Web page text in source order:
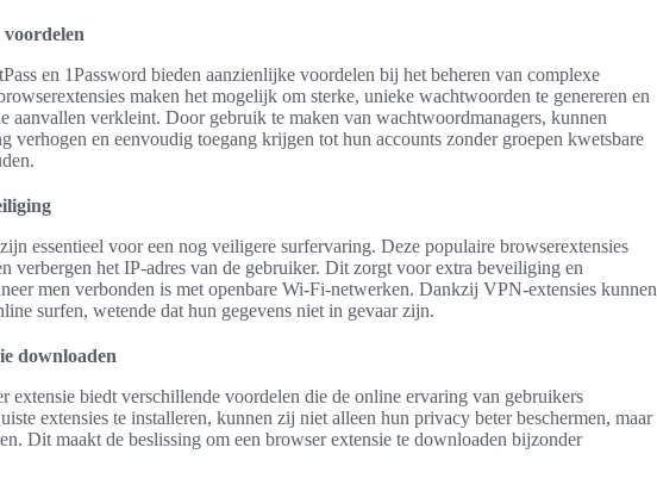
en 1Password bieden aanzienlijke voordelen bij het beheren van complexe
maken het mogelijk om sterke, unieke wachtwoorden te genereren en
aanvallen verkleint. Door gebruik te maken van wachtwoordmanagers, kunnen
verhogen en eenvoudig toegang krijgen tot hun accounts zonder groepen kwetsbare
essentieel voor een nog veiligere surfervaring. Deze populaire browserextensies
verbergen het IP-adres van de gebruiker. Dit zorgt voor extra beveiliging en
men verbonden is met openbare Wi-Fi-netwerken. Dankzij VPN-extensies kunnen
surfen, wetende dat hun gegevens niet in gevaar zijn.
downloaden
extensie biedt verschillende voordelen die de online ervaring van gebruikers
extensies te installeren, kunnen zij niet alleen hun privacy beter beschermen, maar
Dit maakt de beslissing om een browser extensie te downloaden bijzonder